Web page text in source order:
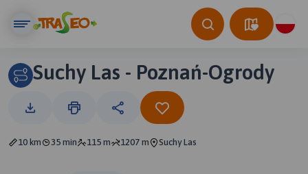
Suchy Las - Poznań-Ogrody
10 km 35 min 115 m 1207 m Suchy Las